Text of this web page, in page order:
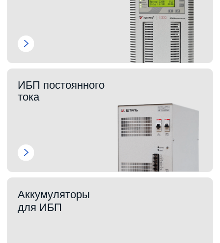
техники от скачков и перепадов напряжения
в сети. Они обеспечивают стабильную
работу электрооборудования, продлевая
его срок службы и предотвращая поломки.
Стабилизаторы "Штиль" отличаются
высокой точностью регулировки,
долговечностью и удобством эксплуатации,
подходят как для частных домов, так и для
коммерческих объектов. Это проверенное
решение для защиты от любых сетевых
помех, доступное в различных моделях с
разной мощностью для удовлетворения
потребностей различных потребителей.
Перед покупкой рекомендуем ознакомиться
с полезными статьями про стабилизаторы
правильный выбор. Статьи содержат
детальную информацию о технических
характеристиках, принципах работы и
подборе подходящей модели.
Все статьи